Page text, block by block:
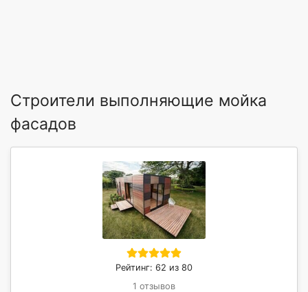
Строители выполняющие мойка
фасадов
Рейтинг: 62 из 80
1 отзывов